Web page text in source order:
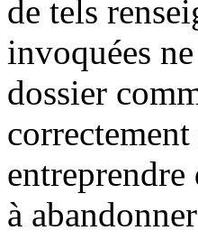
de tels
invoquées
dossier
à